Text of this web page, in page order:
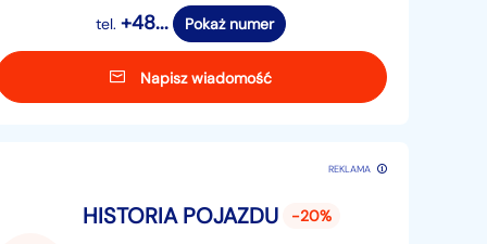
tel. +48... Pokaż numer
Napisz wiadomość
REKLAMA
HISTORIA POJAZDU
-20%